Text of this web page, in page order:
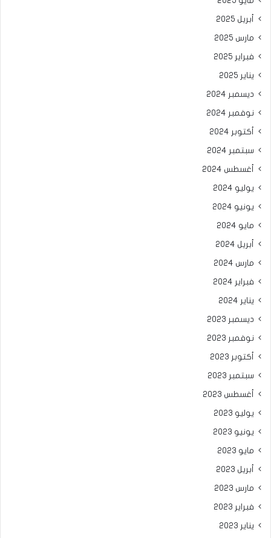
أبريل 2025
مارس 2025
فبراير 2025
يناير 2025
ديسمبر 2024
نوفمبر 2024
أكتوبر 2024
سبتمبر 2024
أغسطس 2024
يوليو 2024
يونيو 2024
مايو 2024
أبريل 2024
مارس 2024
فبراير 2024
يناير 2024
ديسمبر 2023
نوفمبر 2023
أكتوبر 2023
سبتمبر 2023
أغسطس 2023
يوليو 2023
يونيو 2023
مايو 2023
أبريل 2023
مارس 2023
فبراير 2023
يناير 2023